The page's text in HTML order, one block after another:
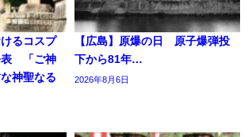
るコスプ
表 「ご神
神聖なる
【広島】原爆の日 原子爆弾投
下から81年…
2026年8月6日